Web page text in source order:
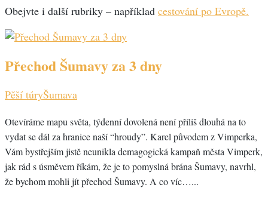
Obejvte i další rubriky – například cestování po Evropě.
Přechod Šumavy za 3 dny
Pěší túryŠumava
Otevíráme mapu světa, týdenní dovolená není příliš dlouhá na to
vydat se dál za hranice naší “hroudy”. Karel původem z Vimperka,
Vám bystřejším jistě neunikla demagogická kampaň města Vimperk,
jak rád s úsměvem říkám, že je to pomyslná brána Šumavy, navrhl,
že bychom mohli jít přechod Šumavy. A co víc…...